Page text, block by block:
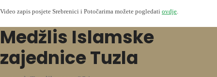
Video zapis posjete Srebrenici i Potočarima možete pogledati ovdje
Medžlis Islamske
zajednice Tuzla